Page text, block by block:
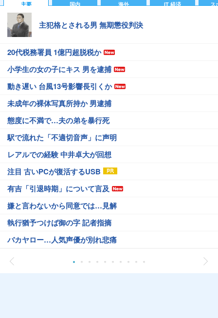
主要 国内 海外 IT 経済 ス
主犯格とされる男 無期懲役判決
20代税務署員 1億円超脱税か
小学生の女の子にキス 男を逮捕
動き遅い 台風13号影響長引くか
未成年の裸体写真所持か 男逮捕
態度に不満で…夫の弟を暴行死
駅で流れた「不適切音声」に声明
レアルでの経験 中井卓大が回想
注目 古いPCが復活するUSB
有吉「引退時期」について言及
嫌と言わないから同意では…見解
執行猶予つけば御の字 記者指摘
バカヤロー…人気声優が別れ悲痛